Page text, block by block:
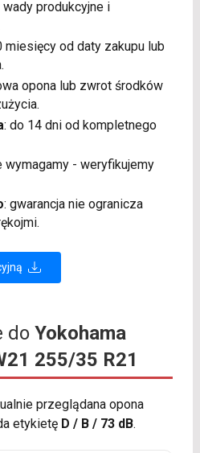
wady produkcyjne i
miesięcy od daty zakupu lub
opona lub zwrot środków
: do 14 dni od kompletnego
wymagamy - weryfikujemy
: gwarancja nie ogranicza
do Yokohama
255/35 R21
przeglądana opona
etykietę D / B / 73 dB.